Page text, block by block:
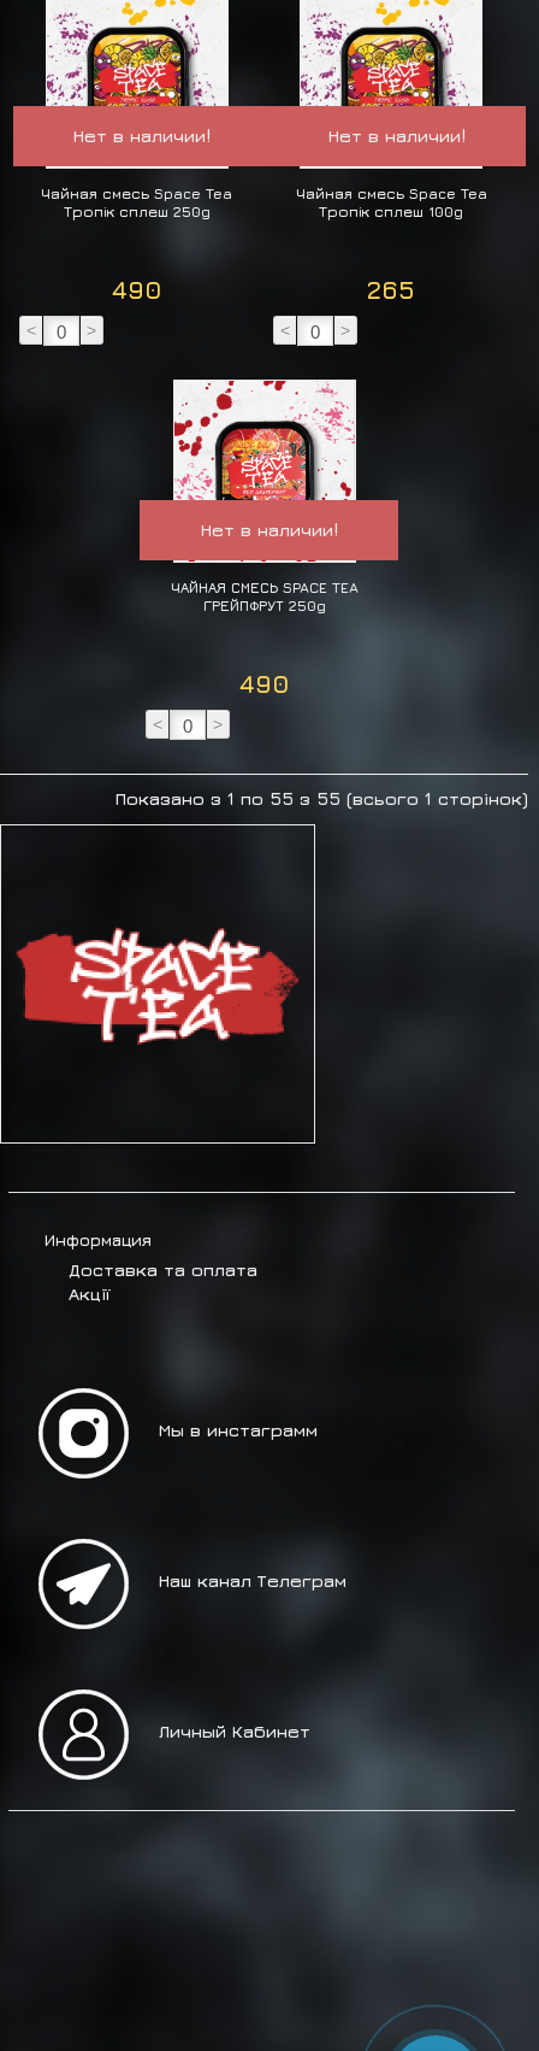
Нет в наличии!
Чайная смесь Space Tea
Tропік сплеш 250g
490
< >
Нет в наличии!
Чайная смесь Space Tea
Tропік сплеш 100g
265
< >
Нет в наличии!
ЧАЙНАЯ СМЕСЬ SPACE TEA
ГРЕЙПФРУТ 250g
490
< >
Показано з 1 по 55 з 55 (всього 1 сторінок)
Информация
Доставка та оплата
Акції
Мы в инстаграмм
Наш канал Телеграм
Личный Кабинет